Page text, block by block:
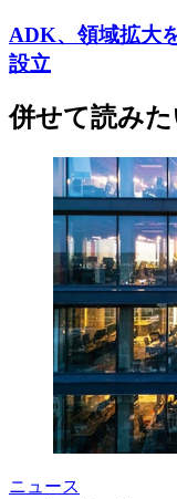
ADK、領域拡大
設立
併せて読み
ニュース